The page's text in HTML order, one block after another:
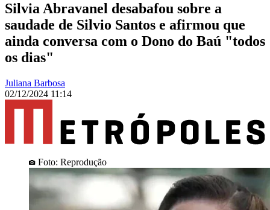
Silvia Abravanel desabafou sobre a
saudade de Silvio Santos e afirmou que
ainda conversa com o Dono do Baú "todos
os dias"
Juliana Barbosa
02/12/2024 11:14
Foto: Reprodução